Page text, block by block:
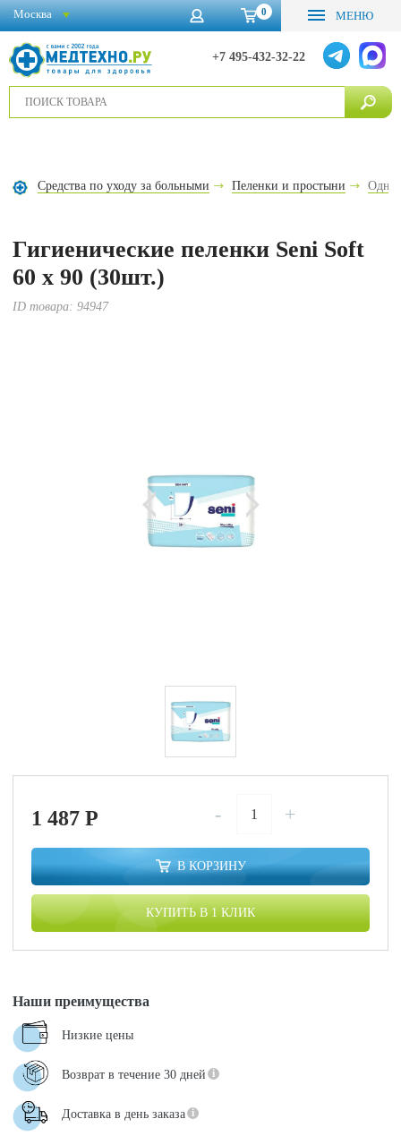
0 МЕНЮ
+7 495-432-32-22
Москва
Средства по уходу за больными Пеленки и простыни
Гигиенические пеленки Seni Soft
60 x 90 (30шт.)
ID товара:94947
1 487P - +
В КОРЗИНУ
КУПИТЬ В 1 КЛИК
Наши преимущества
Низкие цены
Возврат в течение 30 дней
Доставка в день заказа